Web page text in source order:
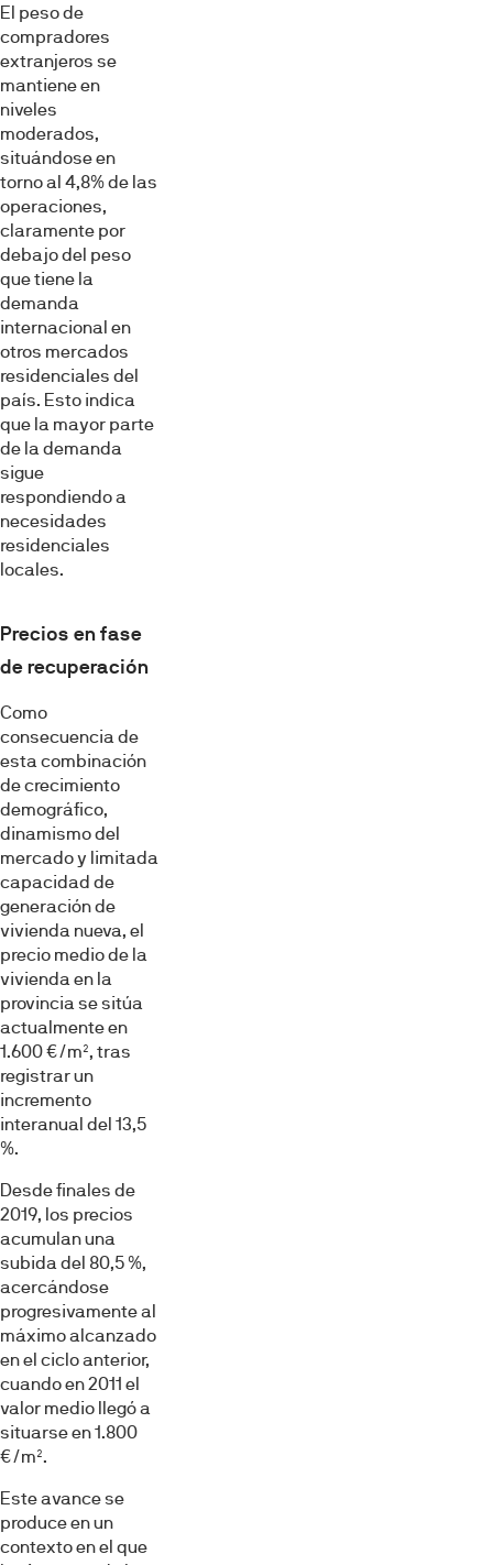
El peso de
compradores
extranjeros se
mantiene en
niveles
moderados,
situándose en
torno al 4,8% de las
operaciones,
claramente por
debajo del peso
que tiene la
demanda
internacional en
otros mercados
residenciales del
país. Esto indica
que la mayor parte
de la demanda
sigue
respondiendo a
necesidades
residenciales
locales.
Precios en fase
de recuperación
Como
consecuencia de
esta combinación
de crecimiento
demográfico,
dinamismo del
mercado y limitada
capacidad de
generación de
vivienda nueva, el
precio medio de la
vivienda en la
provincia se sitúa
actualmente en
1.600 €/m², tras
registrar un
incremento
interanual del 13,5
%.
Desde finales de
2019, los precios
acumulan una
subida del 80,5 %,
acercándose
progresivamente al
máximo alcanzado
en el ciclo anterior,
cuando en 2011 el
valor medio llegó a
situarse en 1.800
€/m².
Este avance se
produce en un
contexto en el que